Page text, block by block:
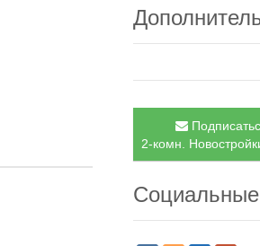
2-комн.